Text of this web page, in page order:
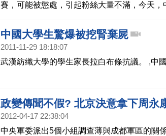
賽，可能被懲處，引起粉絲大量不滿，今天，
示，會先等戴資穎回國，到時候再決定是否該
中國大學生驚爆被挖腎棄屍
2011-11-29 18:18:07
武漢紡織大學的學生家長拉白布條抗議。 ,中
政變傳聞不假? 北京決意拿下周永
2012-04-17 22:38:04
中央軍委派出5個小組調查薄與成都軍區的關